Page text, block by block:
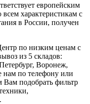
европейским
характеристикам с
в России, получен
по низким ценам с
из 5 складов:
Воронеж,
нам по телефону или
подобрать фильтр